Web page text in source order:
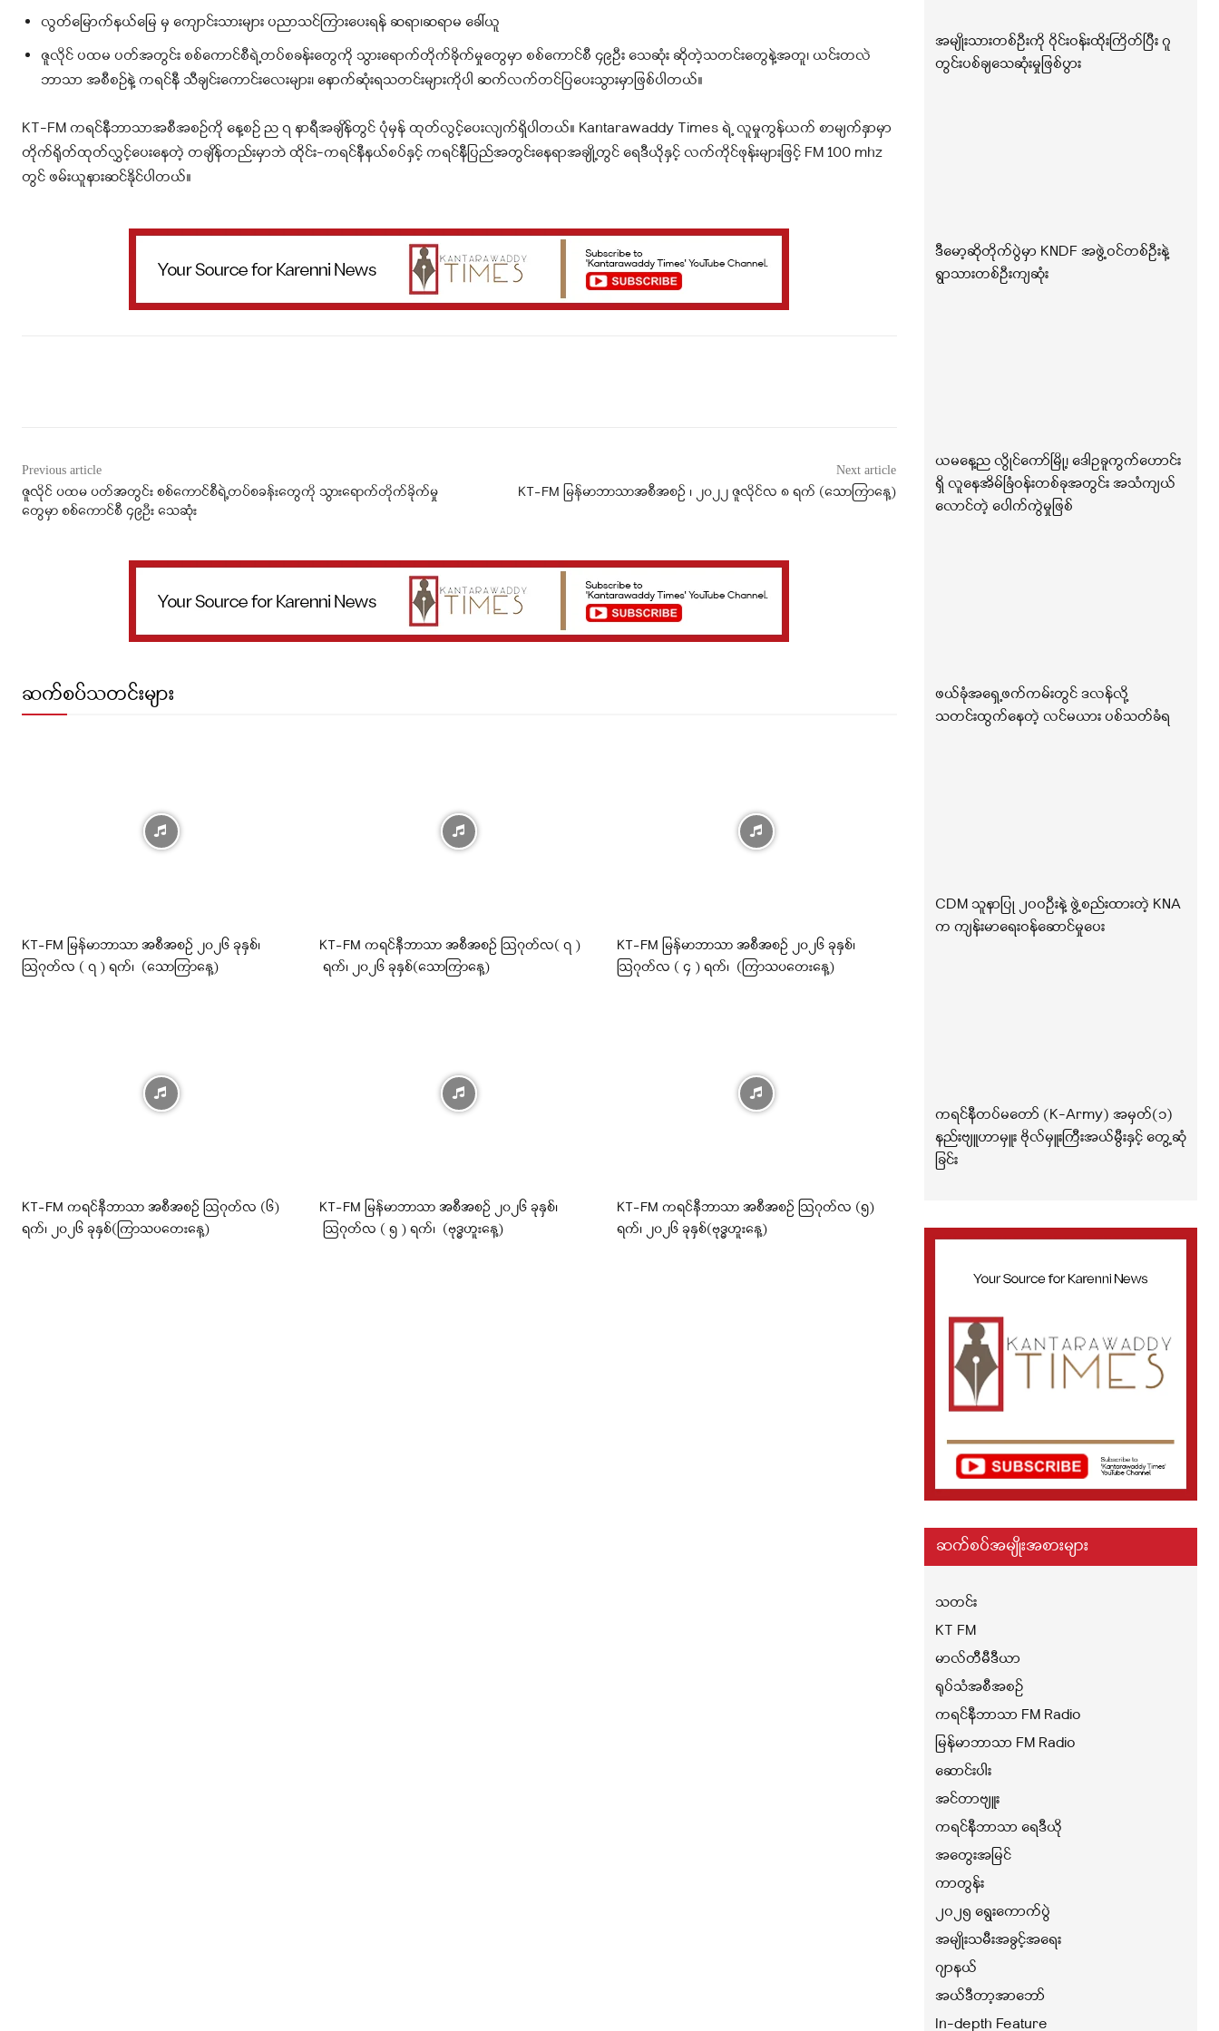
လွတ်မြောက်နယ်မြေ မှ ကျောင်းသားများ ပညာသင်ကြားပေးရန် ဆရာ၊ဆရာမ ခေါ်ယူ
ဇူလိုင် ပထမ ပတ်အတွင်း စစ်ကောင်စီရဲ့တပ်စခန်းတွေကို သွားရောက်တိုက်ခိုက်မှုတွေမှာ စစ်ကောင်စီ ၄၉ဦး သေဆုံး ဆိုတဲ့သတင်းတွေနဲ့အတူ၊ ယင်းတလဲ
ဘာသာ အစီစဉ်နဲ့ ကရင်နီ သီချင်းကောင်းလေးများ၊ နောက်ဆုံးရသတင်းများကိုပါ ဆက်လက်တင်ပြပေးသွားမှာဖြစ်ပါတယ်။
KT-FM ကရင်နီဘာသာအစီအစဉ်ကို နေ့စဉ် ည ၇ နာရီအချိန်တွင် ပုံမှန် ထုတ်လွင့်ပေးလျက်ရှိပါတယ်။ Kantarawaddy Times ရဲ့ လူမှုကွန်ယက် စာမျက်နှာမှာ
တိုက်ရိုတ်ထုတ်လွှင့်ပေးနေတဲ့ တချိန်တည်းမှာဘဲ ထိုင်း-ကရင်နီနယ်စပ်နှင့် ကရင်နီပြည်အတွင်းနေရာအချို့တွင် ရေဒီယိုနှင့် လက်ကိုင်ဖုန်းများဖြင့် FM 100 mhz
တွင် ဖမ်းယူနားဆင်နိုင်ပါတယ်။
Previous article
ဇူလိုင် ပထမ ပတ်အတွင်း စစ်ကောင်စီရဲ့တပ်စခန်းတွေကို သွားရောက်တိုက်ခိုက်မှု
တွေမှာ စစ်ကောင်စီ ၄၉ဦး သေဆုံး
Next article
KT-FM မြန်မာဘာသာအစီအစဉ် ၊ ၂၀၂၂ ဇူလိုင်လ ၈ ရက် (သောကြာနေ့)
ဆက်စပ်သတင်းများ
KT-FM မြန်မာဘာသာ အစီအစဉ် ၂၀၂၆ ခုနှစ်၊
ဩဂုတ်လ ( ၇ ) ရက်၊ (သောကြာနေ့)
KT-FM ကရင်နီဘာသာ အစီအစဉ် ဩဂုတ်လ( ၇ )
ရက်၊ ၂၀၂၆ ခုနှစ်(သောကြာနေ့)
KT-FM မြန်မာဘာသာ အစီအစဉ် ၂၀၂၆ ခုနှစ်၊
ဩဂုတ်လ ( ၄ ) ရက်၊ (ကြာသပတေးနေ့)
KT-FM ကရင်နီဘာသာ အစီအစဉ် ဩဂုတ်လ (၆)
ရက်၊ ၂၀၂၆ ခုနှစ်(ကြာသပတေးနေ့)
KT-FM မြန်မာဘာသာ အစီအစဉ် ၂၀၂၆ ခုနှစ်၊
ဩဂုတ်လ ( ၅ ) ရက်၊ (ဗုဒ္ဓဟူးနေ့)
KT-FM ကရင်နီဘာသာ အစီအစဉ် ဩဂုတ်လ (၅)
ရက်၊ ၂၀၂၆ ခုနှစ်(ဗုဒ္ဓဟူးနေ့)
အမျိုးသားတစ်ဦးကို ဝိုင်းဝန်းထိုးကြိတ်ပြီး ဂူ
တွင်းပစ်ချသေဆုံးမှုဖြစ်ပွား
ဒီမော့ဆိုတိုက်ပွဲမှာ KNDF အဖွဲ့ဝင်တစ်ဦးနဲ့
ရွာသားတစ်ဦးကျဆုံး
ယမနေ့ည လွိုင်ကော်မြို့၊ ဒေါဥခူကွက်ဟောင်း
ရှိ လူနေအိမ်ခြံဝန်းတစ်ခုအတွင်း အသံကျယ်
လောင်တဲ့ ပေါက်ကွဲမှုဖြစ်
ဖယ်ခုံအရှေ့ဖက်ကမ်းတွင် ဒလန်လို့
သတင်းထွက်နေတဲ့ လင်မယား ပစ်သတ်ခံရ
CDM သူနာပြု ၂၀၀ဦးနဲ့ ဖွဲ့စည်းထားတဲ့ KNA
က ကျန်းမာရေးဝန်ဆောင်မှုပေး
ကရင်နီတပ်မတော် (K-Army) အမှတ်(၁)
နည်းဗျူဟာမှူး ဗိုလ်မှူးကြီးအယ်မွီးနှင့် တွေ့ဆုံ
ခြင်း
ဆက်စပ်အမျိုးအစားများ
သတင်း
KT FM
မာလ်တီမီဒီယာ
ရုပ်သံအစီအစဉ်
ကရင်နီဘာသာ FM Radio
မြန်မာဘာသာ FM Radio
ဆောင်းပါး
အင်တာဗျူး
ကရင်နီဘာသာ ရေဒီယို
အတွေးအမြင်
ကာတွန်း
၂၀၂၅ ရွေးကောက်ပွဲ
အမျိုးသမီးအခွင့်အရေး
ဂျာနယ်
အယ်ဒီတာ့အာဘော်
In-depth Feature